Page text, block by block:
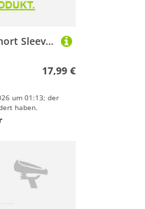
Kruskis Happiness Short Sleeve T-shirt Schwarz S Mann
17,99 €
um 01:13; der
haben.